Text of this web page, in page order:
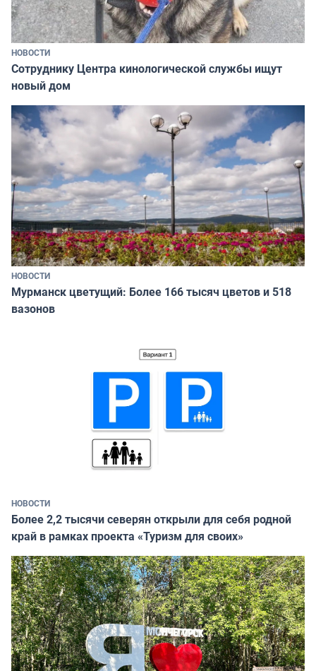
НОВОСТИ
Сотруднику Центра кинологической службы ищут
новый дом
НОВОСТИ
Мурманск цветущий: Более 166 тысяч цветов и 518
вазонов
НОВОСТИ
Более 2,2 тысячи северян открыли для себя родной
край в рамках проекта «Туризм для своих»